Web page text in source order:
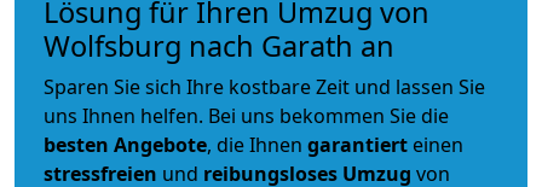
Lösung für Ihren Umzug von
Wolfsburg nach Garath an
Sparen Sie sich Ihre kostbare Zeit und lassen Sie
uns Ihnen helfen. Bei uns bekommen Sie die
besten Angebote, die Ihnen garantiert einen
stressfreien und reibungsloses Umzug von